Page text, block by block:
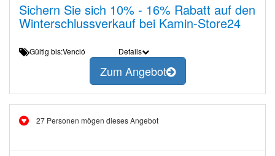
Sichern Sie sich 10% - 16% Rabatt auf den
Winterschlussverkauf bei Kamin-Store24
Gültig bis:Venció Details
Zum Angebot
27 Personen mögen dieses Angebot